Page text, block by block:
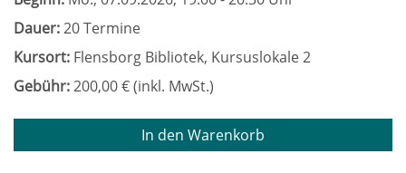
Dauer:20 Termine
Kursort: Flensborg Bibliotek, Kursuslokale 2
Gebühr:200,00 € (inkl. MwSt.)
In den Warenkorb